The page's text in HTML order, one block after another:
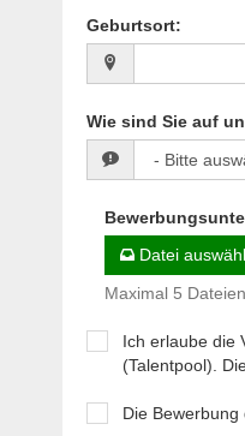
Geburtsort:
Wie sind Sie auf
Datei
Maximal 5
Ich erlaube die
(Talentpool).
Die